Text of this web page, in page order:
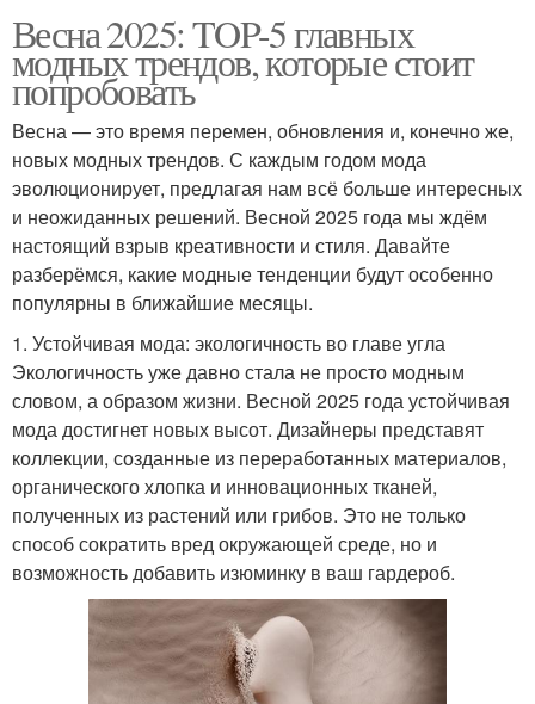
Весна 2025: TOP-5 главных
модных трендов, которые стоит
попробовать
Весна — это время перемен, обновления и, конечно же,
новых модных трендов. С каждым годом мода
эволюционирует, предлагая нам всё больше интересных
и неожиданных решений. Весной 2025 года мы ждём
настоящий взрыв креативности и стиля. Давайте
разберёмся, какие модные тенденции будут особенно
популярны в ближайшие месяцы.
1. Устойчивая мода: экологичность во главе угла
Экологичность уже давно стала не просто модным
словом, а образом жизни. Весной 2025 года устойчивая
мода достигнет новых высот. Дизайнеры представят
коллекции, созданные из переработанных материалов,
органического хлопка и инновационных тканей,
полученных из растений или грибов. Это не только
способ сократить вред окружающей среде, но и
возможность добавить изюминку в ваш гардероб.